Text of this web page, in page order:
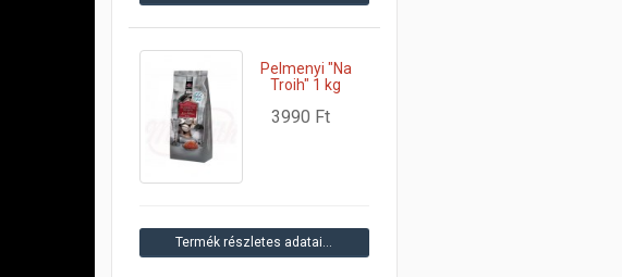
Pelmenyi "Na
Troih" 1 kg
3990 Ft
Termék részletes adatai…